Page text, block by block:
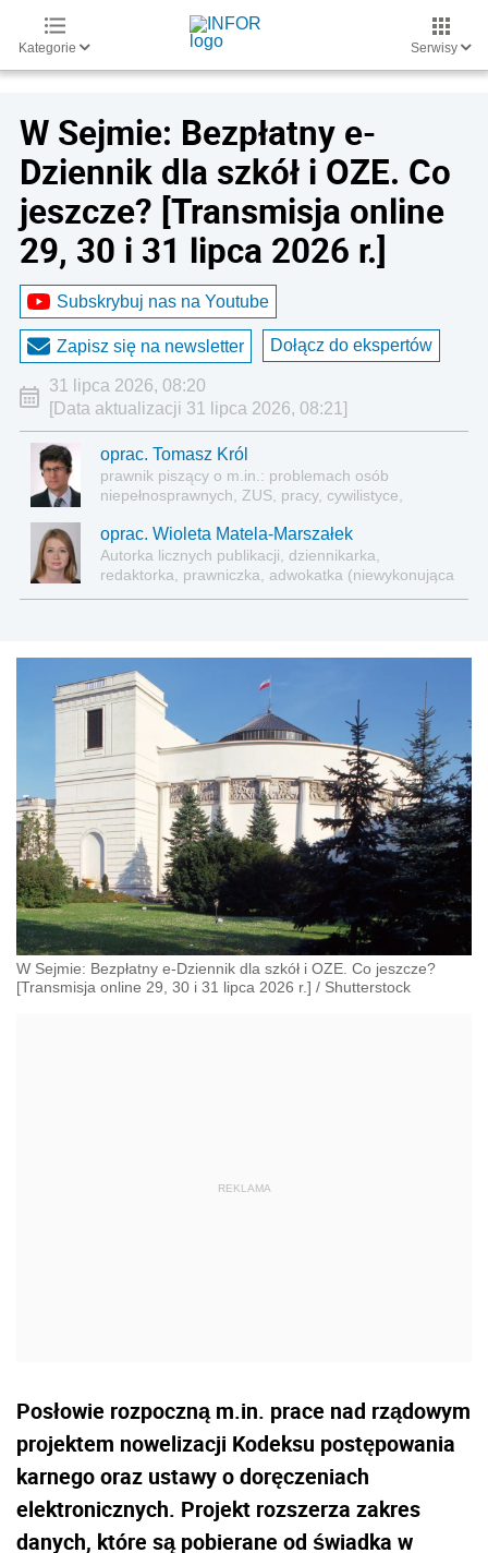
Kategorie Serwisy
W Sejmie: Bezpłatny e-
Dziennik dla szkół i OZE. Co
jeszcze? [Transmisja online
29, 30 i 31 lipca 2026 r.]
Subskrybuj nas na Youtube
Zapisz się na newsletter Dołącz do ekspertów
31 lipca 2026, 08:20
[Data aktualizacji 31 lipca 2026, 08:21]
oprac. Tomasz Król
prawnik piszący o m.in.: problemach osób
niepełnosprawnych, ZUS, pracy, cywilistyce,
oprac. Wioleta Matela-Marszałek
Autorka licznych publikacji, dziennikarka,
redaktorka, prawniczka, adwokatka (niewykonująca
W Sejmie: Bezpłatny e-Dziennik dla szkół i OZE. Co jeszcze?
[Transmisja online 29, 30 i 31 lipca 2026 r.] / Shutterstock
Posłowie rozpoczną m.in. prace nad rządowym
projektem nowelizacji Kodeksu postępowania
karnego oraz ustawy o doręczeniach
elektronicznych. Projekt rozszerza zakres
danych, które są pobierane od świadka w